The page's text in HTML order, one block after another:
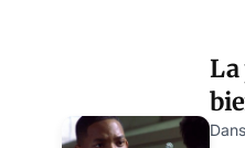
La
le